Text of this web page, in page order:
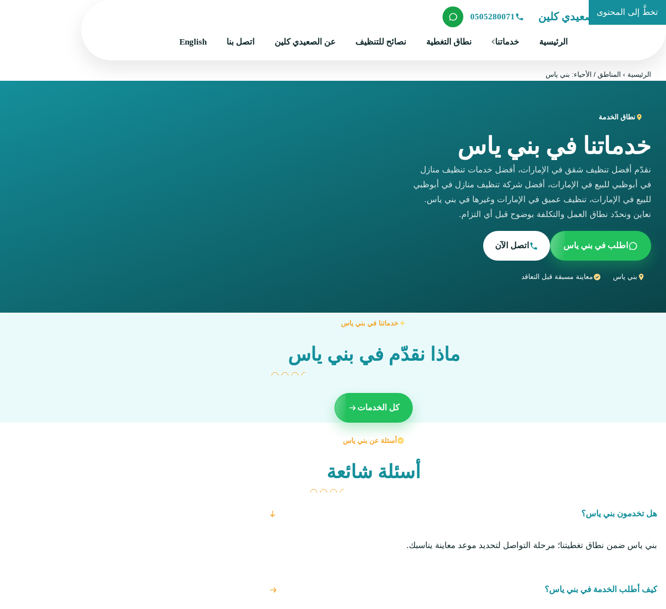
تخطَّ إلى المحتوى
شركة الصعيدي كلين
الرئيسية خدماتنا نطاق التغطية نصائح للتنظيف عن الصعيدي كلين اتصل بنا English
0505280071
الرئيسية › المناطق / الأحياء: بني ياس
نطاق الخدمة
خدماتنا في بني ياس
نقدّم أفضل تنظيف شقق في الإمارات، أفضل خدمات تنظيف منازل
في أبوظبي للبيع في الإمارات، أفضل شركة تنظيف منازل في أبوظبي
للبيع في الإمارات، تنظيف عميق في الإمارات وغيرها في بني ياس.
نعاين ونحدّد نطاق العمل والتكلفة بوضوح قبل أي التزام.
اطلب في بني ياس اتصل الآن
بني ياس معاينة مسبقة قبل التعاقد
خدماتنا في بني ياس
ماذا نقدّم في بني ياس
كل الخدمات
أسئلة عن بني ياس
أسئلة شائعة
هل تخدمون بني ياس؟
بني ياس ضمن نطاق تغطيتنا؛ مرحلة التواصل لتحديد موعد معاينة يناسبك.
كيف أطلب الخدمة في بني ياس؟